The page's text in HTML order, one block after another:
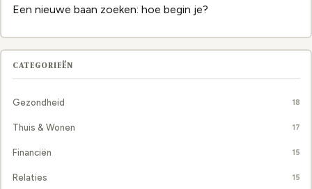
Een nieuwe baan zoeken: hoe begin je?
CATEGORIEËN
Gezondheid 18
Thuis & Wonen 17
Financiën 15
Relaties 15